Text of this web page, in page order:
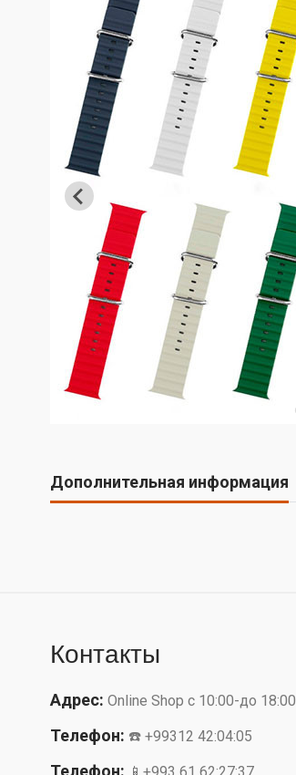
Дополнительная информация
Контакты
Адрес: Online Shop с 10:00-до 18:00
Телефон: ☎️ +99312 42:04:05